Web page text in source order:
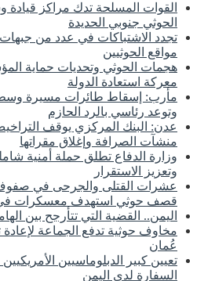
القوات المسلحة تدك مراكز
الحوثي جنوبي الحديدة
تجدد الاشتباكات في عدد من
مواقع الحوثيين
هجمات الحوثي وتحديات حماية
معركة استعادة الدولة
مأرب: إسقاط طائرات مسيرة وسط
وتوعد رئاسي بالرد الحازم
عدن: البنك المركزي يوقف
منشآت الصرافة وإغلاق مقراتها
وزارة الدفاع تطلق حملة أمنية
وتعزيز الاستقرار
عشرات القتلى والجرحى في
قصف حوثي استهدف معسكرات
اليمن.. القضية التي تتأرجح بين
مخاوف حوثية تدفع الجماعة لإعادة
عُمان
تعيين كبير الدبلوماسيين
السفارة لدى اليمن